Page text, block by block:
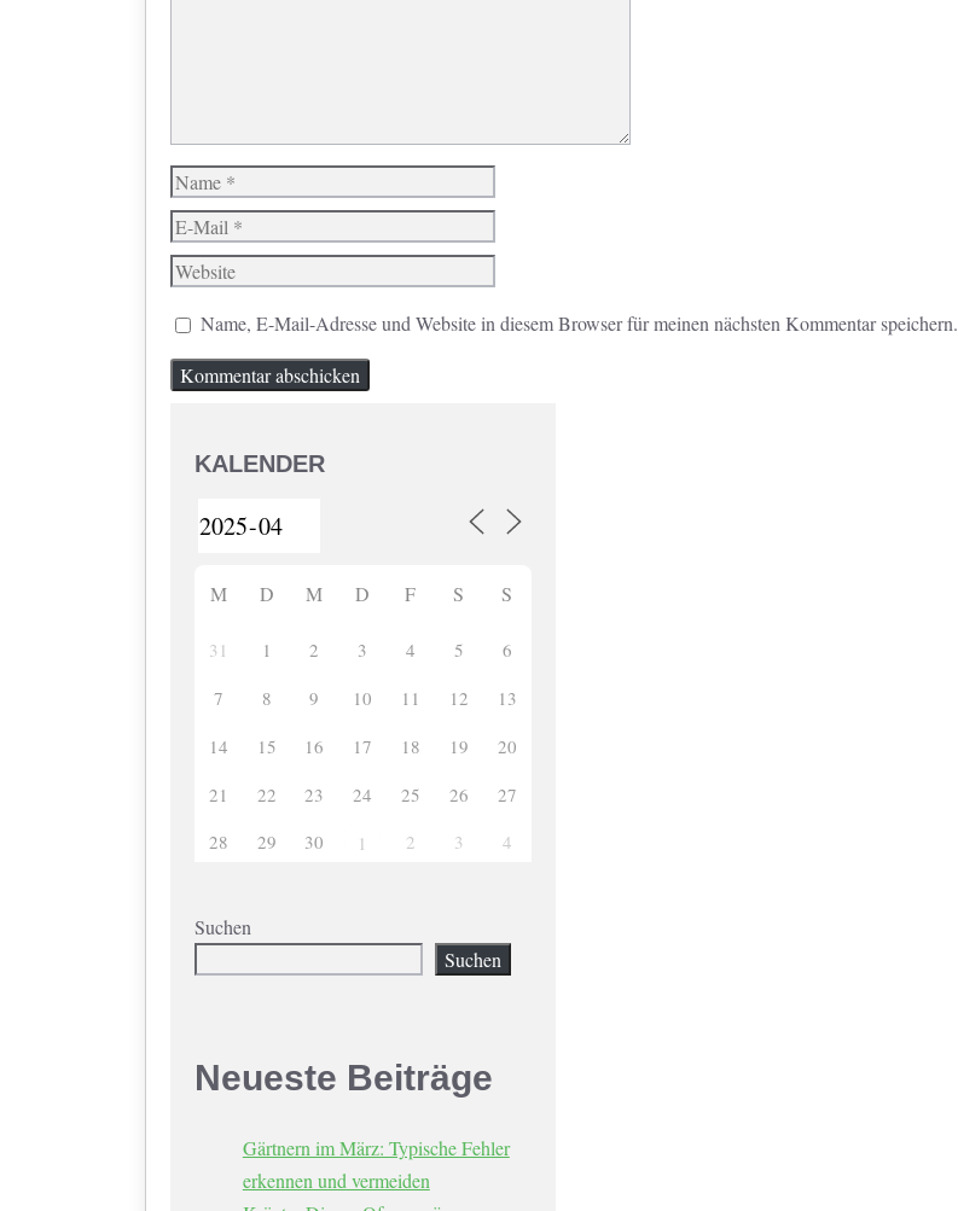
Name
E-
Mail
Website
Name, E-Mail-Adresse und Website in diesem Browser für meinen nächsten Kommentar speichern.
KALENDER
M D M D F S S
31 1 2 3 4 5
6
7
8 9 10 11 12
13
14
15 16 17 18 19
20
21
22 23 24 25 26
27
28
29 30 1 2 3 4
Suchen
Suchen
Neueste Beiträge
Gärtnern im März: Typische Fehler
erkennen und vermeiden